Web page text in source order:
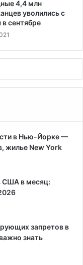
4,4 млн
уволились с
сентябре
в Нью-Йорке —
жилье New York
США в месяц:
запретов в
знать